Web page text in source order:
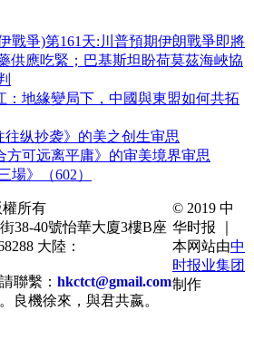
戰爭)第161天:川普預期伊朗戰爭即將
供應吃緊；巴基斯坦盼荷莫茲海峽協
：地緣變局下，中國與東盟如何共拓
往纵抄袭》的美之创生审思
方可远离平庸》的审美境界审思
場》（602）
權所有
38-40號怡華大廈3樓B座
大陸：
聯繫： hkctct@gmail.com
良機徐來，與君共嬴。
© 2019 中
华时报 ｜
本网站由中
时报业集团
制作